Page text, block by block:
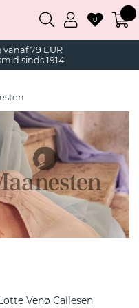
79 EUR
sinds 1914
0
Venø Callesen